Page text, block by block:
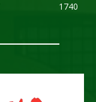
1740